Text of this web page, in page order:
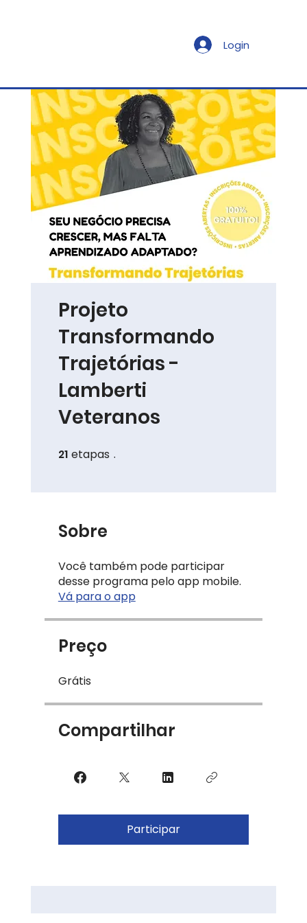
Login
Projeto
Transformando
Trajetórias -
Lamberti
Veteranos
21 etapas
Sobre
Você também pode participar
desse programa pelo app mobile.
Vá para o app
Preço
Grátis
Compartilhar
Participar